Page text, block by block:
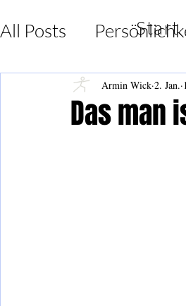
Start
All Posts
Lebensfreude &
Das man
Armin Wick 2. Jan.